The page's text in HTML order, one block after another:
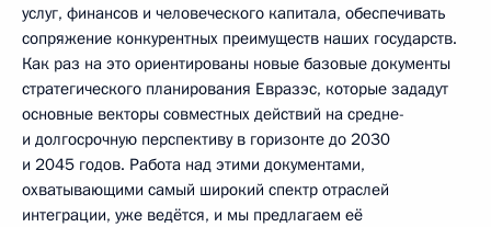
услуг, финансов и человеческого капитала, обеспечивать
сопряжение конкурентных преимуществ наших государств.
Как раз на это ориентированы новые базовые документы
стратегического планирования Евразэс, которые зададут
основные векторы совместных действий на средне-
и долгосрочную перспективу в горизонте до 2030
и 2045 годов. Работа над этими документами,
охватывающими самый широкий спектр отраслей
интеграции, уже ведётся, и мы предлагаем её